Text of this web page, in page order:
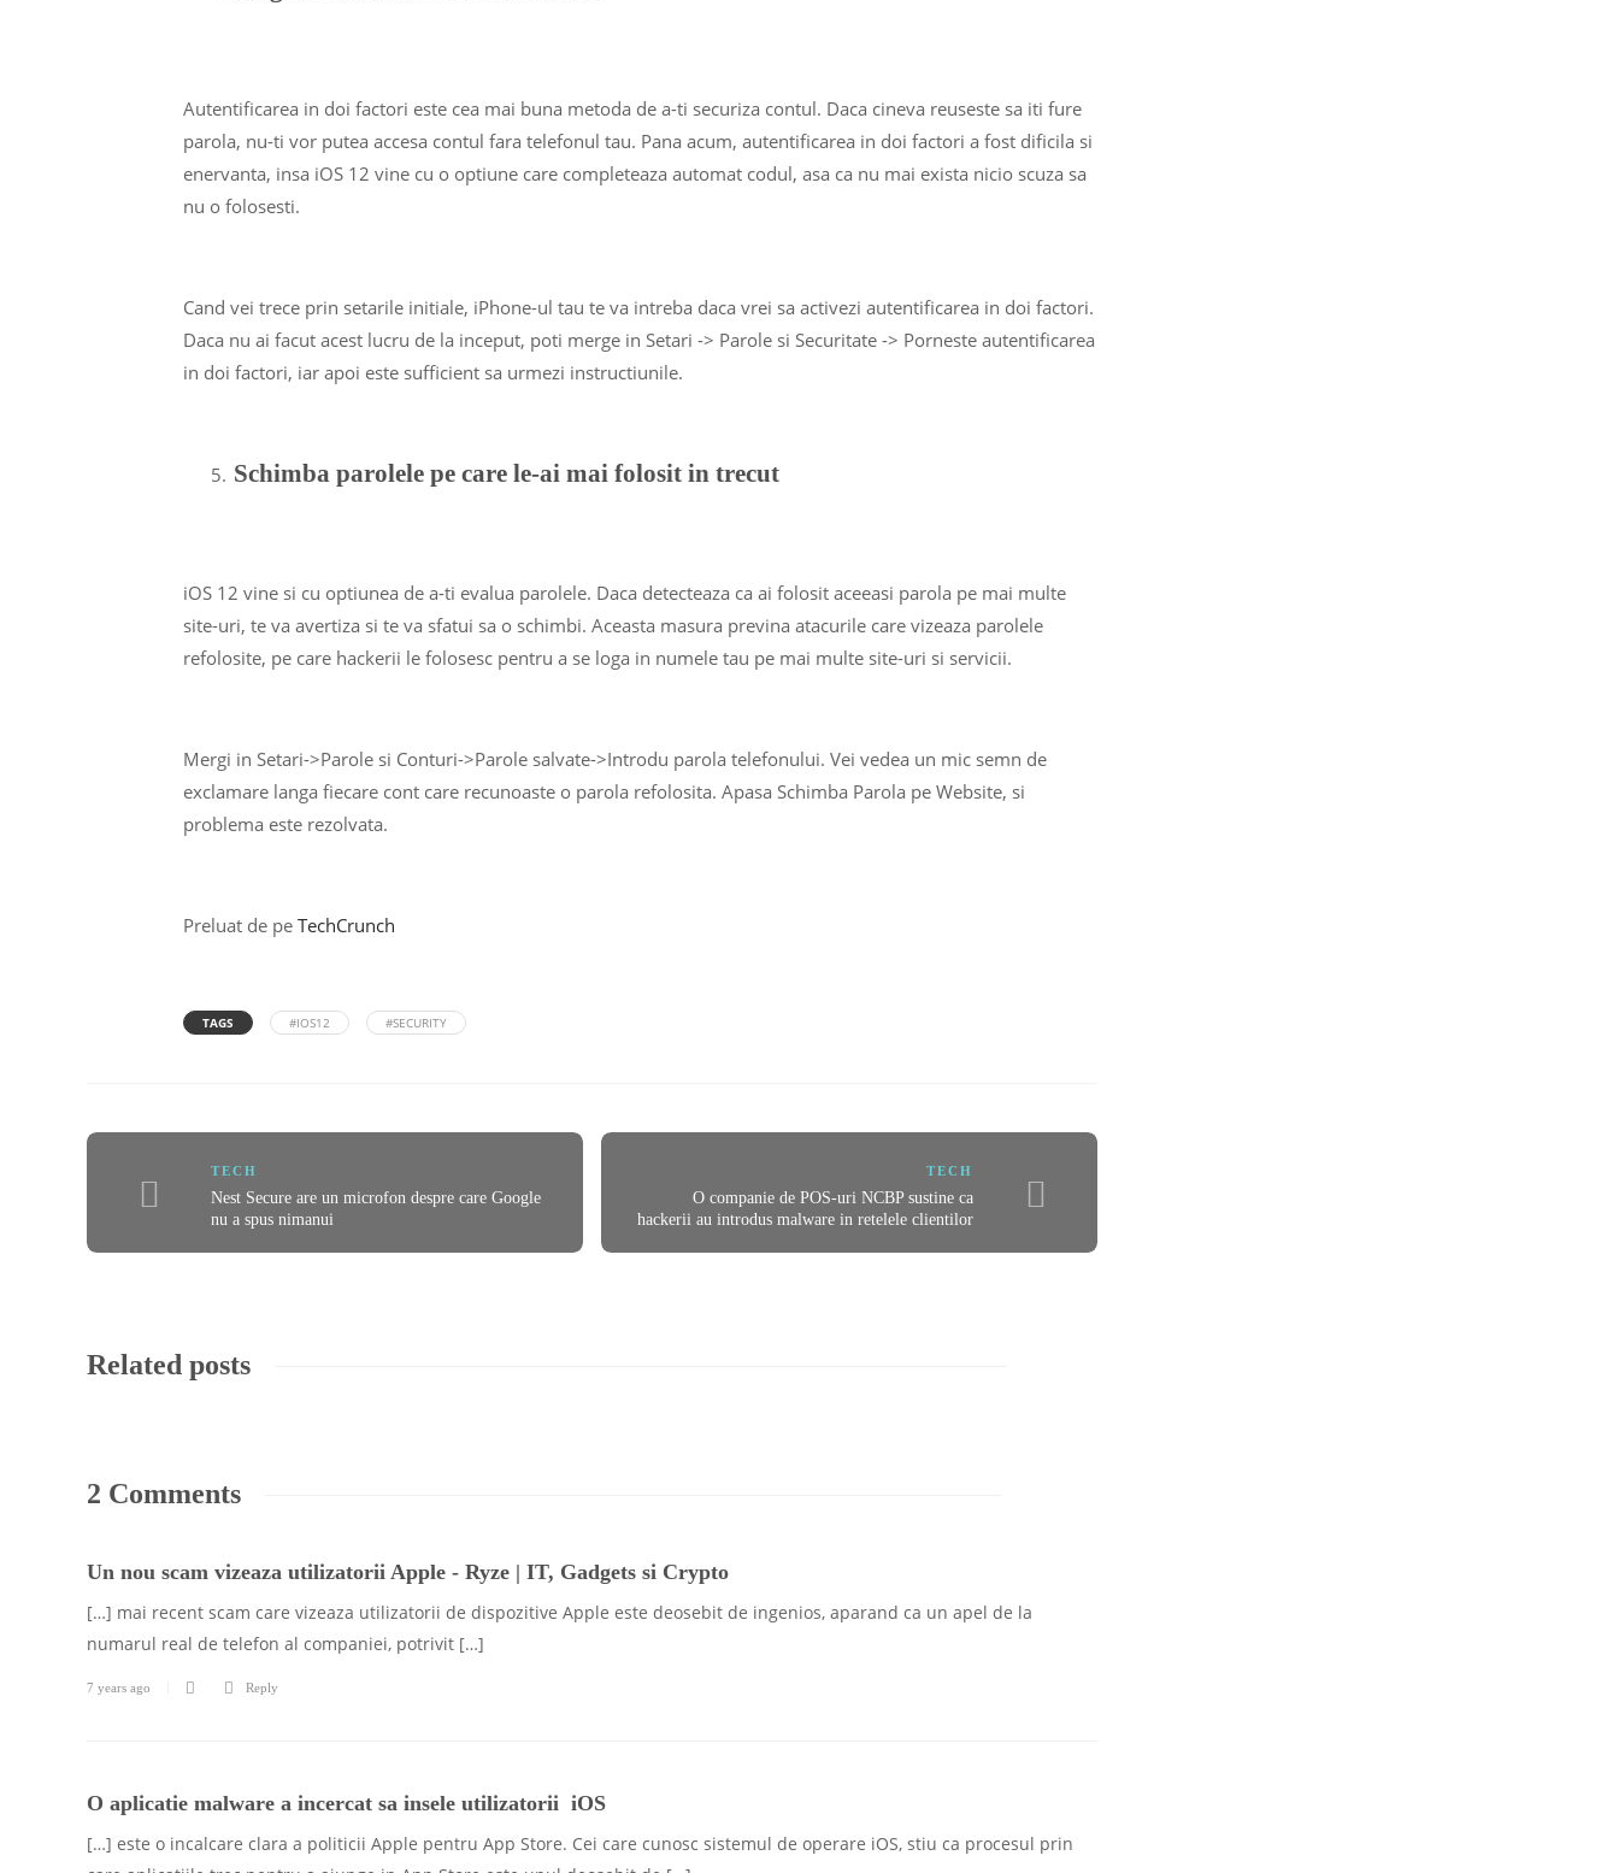
Autentificarea in doi factori este cea mai buna metoda de a-ti securiza contul. Daca cineva reuseste sa iti fure
parola, nu-ti vor putea accesa contul fara telefonul tau. Pana acum, autentificarea in doi factori a fost dificila si
enervanta, insa iOS 12 vine cu o optiune care completeaza automat codul, asa ca nu mai exista nicio scuza sa
nu o folosesti.
Cand vei trece prin setarile initiale, iPhone-ul tau te va intreba daca vrei sa activezi autentificarea in doi factori.
Daca nu ai facut acest lucru de la inceput, poti merge in Setari -> Parole si Securitate -> Porneste autentificarea
in doi factori, iar apoi este sufficient sa urmezi instructiunile.
Schimba parolele pe care le-ai mai folosit in trecut
iOS 12 vine si cu optiunea de a-ti evalua parolele. Daca detecteaza ca ai folosit aceeasi parola pe mai multe
site-uri, te va avertiza si te va sfatui sa o schimbi. Aceasta masura previna atacurile care vizeaza parolele
refolosite, pe care hackerii le folosesc pentru a se loga in numele tau pe mai multe site-uri si servicii.
Mergi in Setari->Parole si Conturi->Parole salvate->Introdu parola telefonului. Vei vedea un mic semn de
exclamare langa fiecare cont care recunoaste o parola refolosita. Apasa Schimba Parola pe Website, si
problema este rezolvata.
Preluat de pe TechCrunch
TAGS #IOS12 #SECURITY
TECH
Nest Secure are un microfon despre care Google
nu a spus nimanui
TECH
O companie de POS-uri NCBP sustine ca
hackerii au introdus malware in retelele clientilor
Related posts
2 Comments
Un nou scam vizeaza utilizatorii Apple - Ryze | IT, Gadgets si Crypto
[…] mai recent scam care vizeaza utilizatorii de dispozitive Apple este deosebit de ingenios, aparand ca un apel de la
numarul real de telefon al companiei, potrivit […]
7 years ago Reply
O aplicatie malware a incercat sa insele utilizatorii iOS
[…] este o incalcare clara a politicii Apple pentru App Store. Cei care cunosc sistemul de operare iOS, stiu ca procesul prin